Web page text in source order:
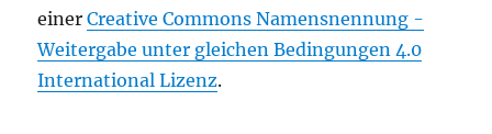
einerCreative Commons Namensnennung -
Weitergabe unter gleichen Bedingungen 4.0
International Lizenz.